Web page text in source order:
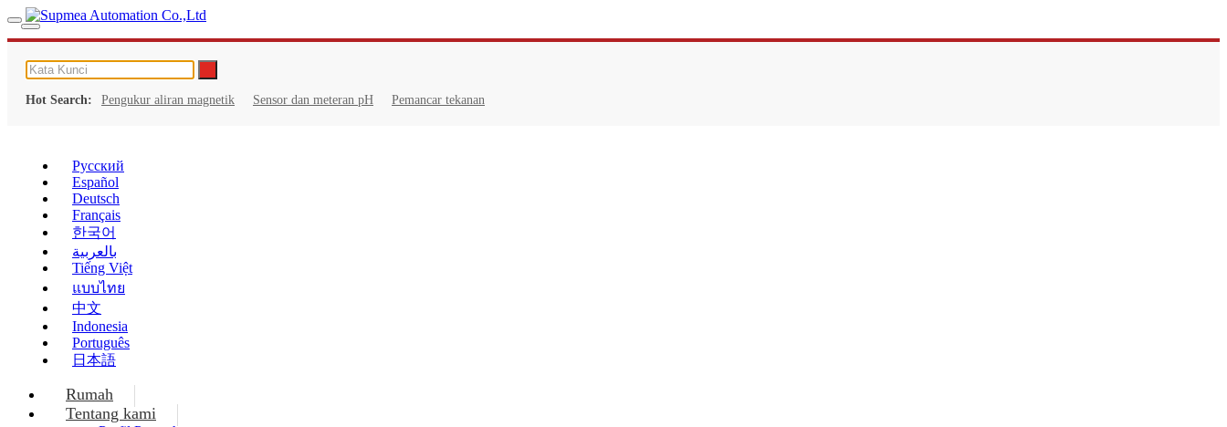
Hot Search: Pengukur aliran magnetik Sensor dan meteran pH Pemancar tekanan
Русский
Español
Deutsch
Français
한국어
بالعربية
Tiếng Việt
แบบไทย
中文
Indonesia
Português
日本語
Rumah
Tentang kami